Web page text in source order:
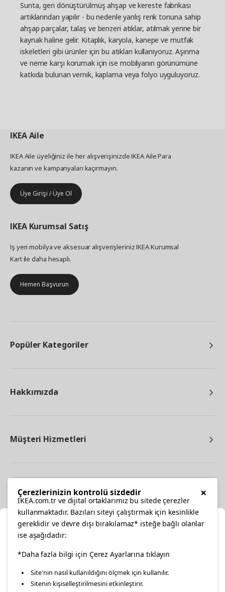
anahtar kelimedir ve Daniel'in favorisi bu. "Kanca
askısı. Burada tencere ve tavaları, kupaları,
havluları - mutfakta çalışırken elinizin altında
olmasını isteyeceğiniz hemen hemen her şeyi
asabilirsiniz. Ayrıca duvara delik açmanıza gerek
kalmadan kancaları kolayca hareket
ettirebilirsiniz” diyor, bir rafın altındaki metal raya
Sunta, geri dönüştürülmüş ahşap ve kereste fabrikası
artıklarından yapılır - bu nedenle yanlış renk tonuna sahip
ahşap parçalar, talaş ve benzeri atıklar, atılmak yerine bir
kaynak haline gelir. Kitaplık, karyola, kanepe ve mutfak
iskeletleri gibi ürünler için bu atıkları kullanıyoruz. Aşınma
ve neme karşı korumak için ise mobilyanın görünümüne
katkıda bulunan vernik, kaplama veya folyo uyguluyoruz.
IKEAAile
IKEA Aile üyeliğiniz ile her alışverişinizde IKEA Aile Para
kazanın ve kampanyaları kaçırmayın.
Üye Girişi / Üye Ol
IKEA Kurumsal Satış
İş yeri mobilya ve aksesuar alışverişleriniz IKEA Kurumsal
Kart ile daha hesaplı.
Hemen Başvurun
Popüler Kategoriler
Hakkımızda
Müşteri Hizmetleri
facebooktwitterinstagrampinterestyoutube
linkedin
Konumunuzu Seçin
İnternetten vereceğiniz siparişlerinizde size özel hizmet ve
×
Çerezlerinizin kontrolü sizdedir
IKEA.com.tr ve dijital ortaklarımız bu sitede çerezler
kullanmaktadır. Bazıları siteyi çalıştırmak için kesinlikle
gereklidir ve devre dışı bırakılamaz* isteğe bağlı olanlar
ise aşağıdadır:
*Daha fazla bilgi için Çerez Ayarlarına tıklayın
Site'nin nasıl kullanıldığını ölçmek için kullanılır.
Sitenin kişiselleştirilmesini etkinleştirir.